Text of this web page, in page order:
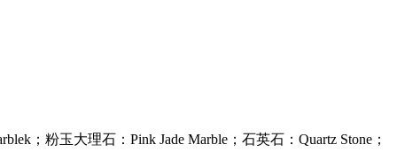
；粉玉大理石：Pink Jade Marble；石英石：Quartz Stone；